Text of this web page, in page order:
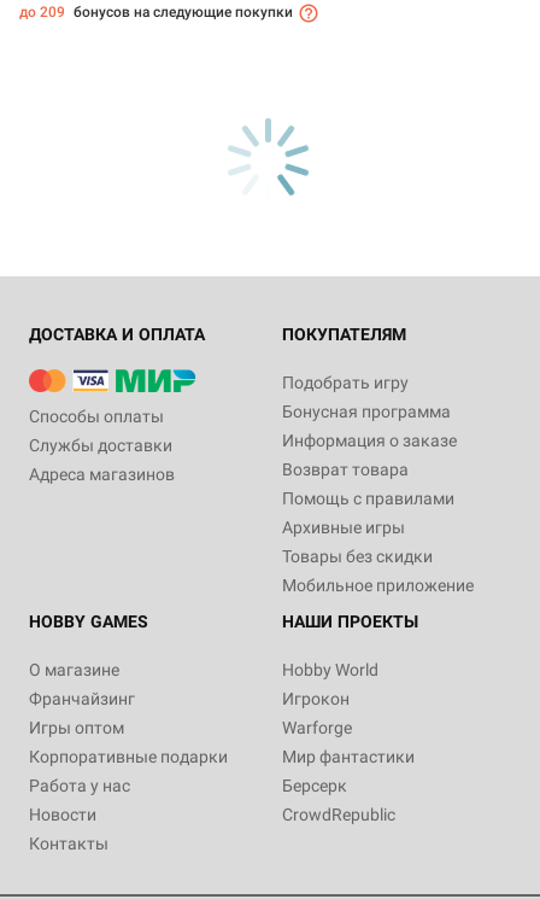
до 209 бонусов на следующие покупки
ДОСТАВКА И ОПЛАТА
Способы оплаты
Службы доставки
Адреса магазинов
ПОКУПАТЕЛЯМ
Подобрать игру
Бонусная программа
Информация о заказе
Возврат товара
Помощь с правилами
Архивные игры
Товары без скидки
Мобильное приложение
HOBBY GAMES
О магазине
Франчайзинг
Игры оптом
Корпоративные подарки
Работа у нас
Новости
Контакты
НАШИ ПРОЕКТЫ
Hobby World
Игрокон
Warforge
Мир фантастики
Берсерк
CrowdRepublic